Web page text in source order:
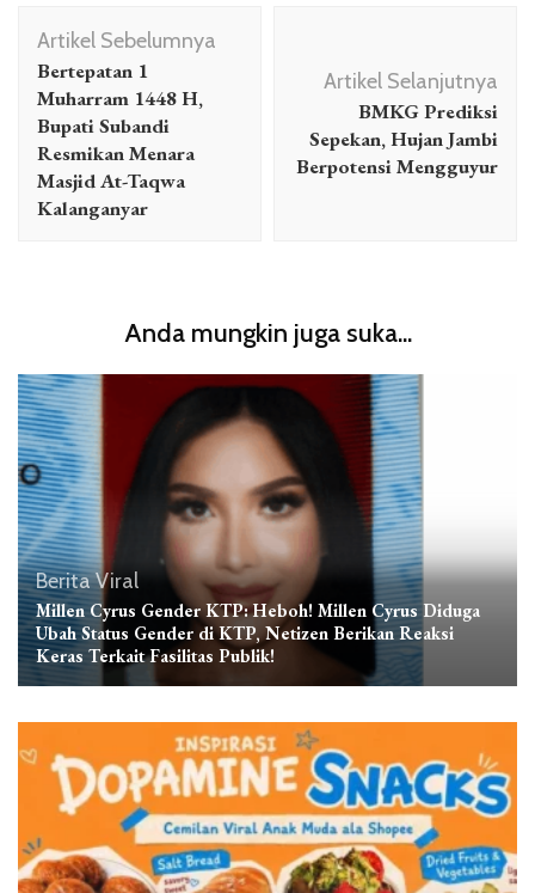
Navigasi
Artikel
Artikel Sebelumnya
Bertepatan 1
Muharram 1448 H,
Bupati Subandi
Resmikan Menara
Masjid At-Taqwa
Kalanganyar
Artikel Selanjutnya
BMKG Prediksi
Sepekan, Hujan Jambi
Berpotensi Mengguyur
Anda mungkin juga suka...
Berita Viral
Millen Cyrus Gender KTP: Heboh! Millen Cyrus Diduga
Ubah Status Gender di KTP, Netizen Berikan Reaksi
Keras Terkait Fasilitas Publik!